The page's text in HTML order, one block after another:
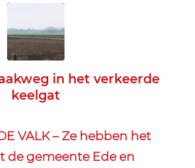
in het verkeerde
keelgat
VALK – Ze hebben het
de gemeente Ede en